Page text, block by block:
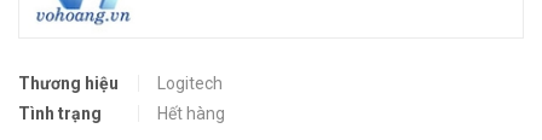
Thương hiệu
Logitech
Tình trạng
Hết hàng